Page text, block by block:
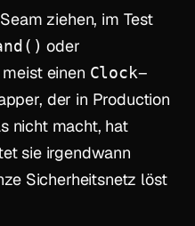
ziehen, im Test
oder
einen Clock–
der in Production
nicht macht, hat
sie irgendwann
Sicherheitsnetz löst